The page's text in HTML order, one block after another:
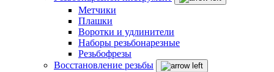
Метчики
Плашки
Воротки и удлинители
Наборы резьбонарезные
Резьбофрезы
Восстановление резьбы